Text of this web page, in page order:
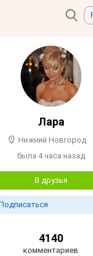
Лара
Нижний Новгород
была 4 часа назад
В друзья
4140
комментариев